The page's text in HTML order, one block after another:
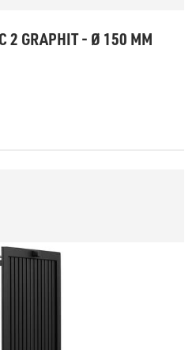
2 GRAPHIT - Ø 150 MM